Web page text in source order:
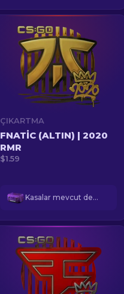
ÇIKARTMA
FNATIC (ALTIN) | 2020
RMR
$1.59
Kasalar mevcut değil